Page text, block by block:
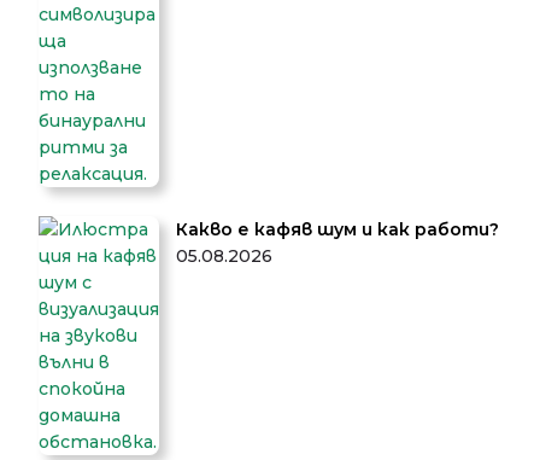
Какво е кафяв шум и как работи?
05.08.2026